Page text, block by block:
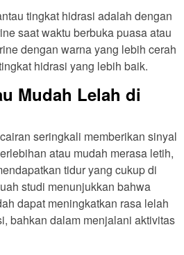
tingkat hidrasi adalah dengan
saat waktu berbuka puasa atau
dengan warna yang lebih cerah
hidrasi yang lebih baik.
Mudah Lelah di
seringkali memberikan sinyal
atau mudah merasa letih,
tidur yang cukup di
studi menunjukkan bahwa
dapat meningkatkan rasa lelah
bahkan dalam menjalani aktivitas